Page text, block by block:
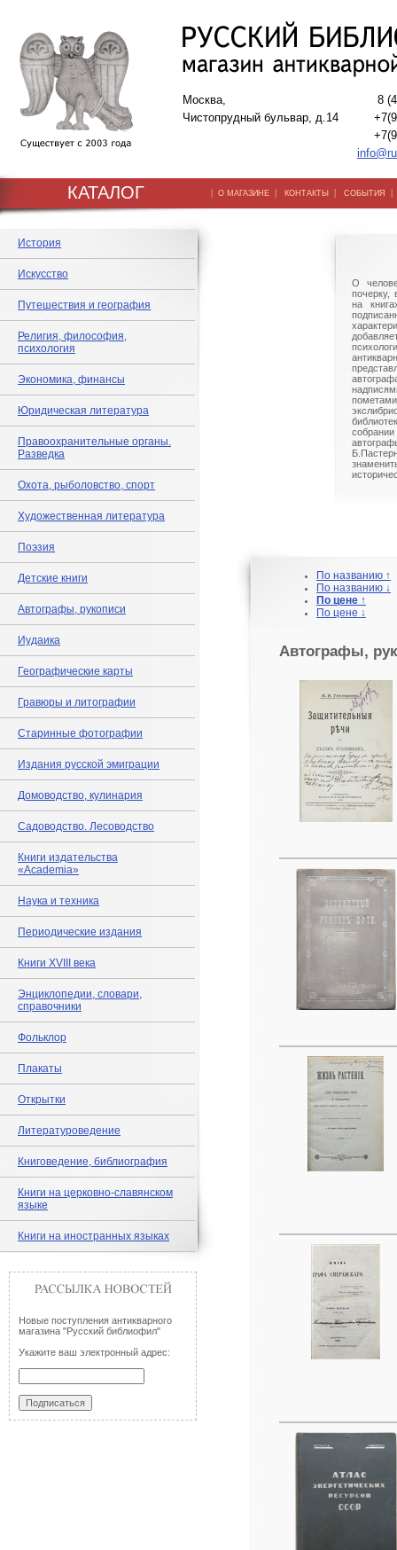
Москва,
Чистопрудный бульвар, д.14
8
КАТАЛОГ | О МАГАЗИНЕ | КОНТАКТЫ | СОБЫТИЯ
История
Искусство
Путешествия и география
Религия, философия,
психология
Экономика, финансы
Юридическая литература
Правоохранительные органы.
Разведка
Охота, рыболовство, спорт
Художественная литература
Поэзия
Детские книги
Автографы, рукописи
Иудаика
Географические карты
Гравюры и литографии
Старинные фотографии
Издания русской эмиграции
Домоводство, кулинария
Садоводство. Лесоводство
Книги издательства
«Academia»
Наука и техника
Периодические издания
Книги XVIII века
Энциклопедии, словари,
справочники
Фольклор
Плакаты
Открытки
Литературоведение
Книговедение, библиография
Книги на церковно-славянском
языке
Книги на иностранных языках
Новые поступления антикварного
магазина "Русский библиофил"
Укажите ваш электронный адрес:
О
почерку,
на
По названию ↑
По названию ↓
По цене ↑
По цене ↓
Автографы,